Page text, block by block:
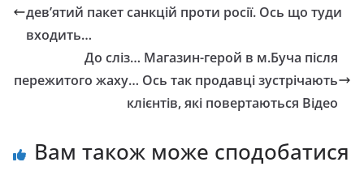
дев’ятий пакет санкцій проти росії. Ось що туди
входить…
До сліз… Магазин-герой в м.Буча після
пережитого жaху… Ось так продавці зустрічають
клієнтів, які повертаються Відео
Вам також може сподобатися